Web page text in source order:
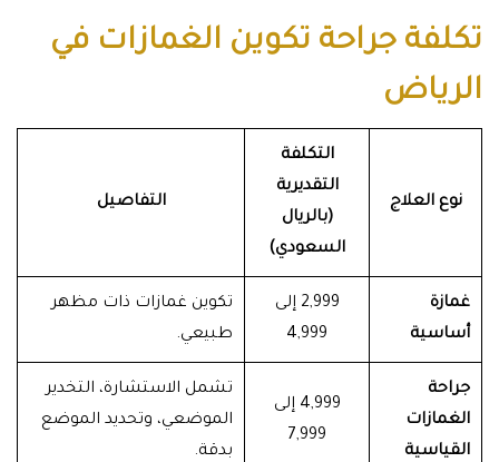
تكلفة جراحة تكوين الغمازات في
الرياض
نوع العلاج
التكلفة
التقديرية
(بالريال
السعودي)
التفاصيل
غمازة
أساسية
2,999 إلى
4,999
تكوين غمازات ذات مظهر
طبيعي.
جراحة
الغمازات
القياسية
4,999 إلى
7,999
تشمل الاستشارة، التخدير
الموضعي، وتحديد الموضع
بدقة.